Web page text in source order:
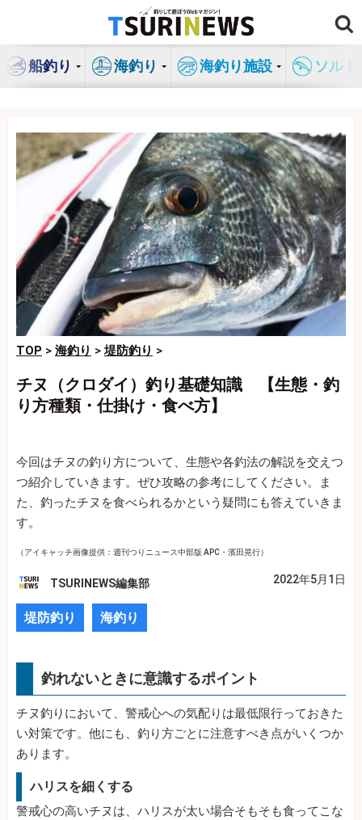
ン
船釣り 海釣り 海釣り施設 ソル
TOP > 海釣り >堤防釣り >
チヌ（クロダイ）釣り基礎知識 【生態・釣
り方種類・仕掛け・食べ方】
今回はチヌの釣り方について、生態や各釣法の解説を交えつ
つ紹介していきます。ぜひ攻略の参考にしてください。ま
た、釣ったチヌを食べられるかという疑問にも答えていきま
す。
（アイキャッチ画像提供：週刊つりニュース中部版 APC・濱田晃行）
TSURINEWS編集部 2022年5月1日
堤防釣り 海釣り
釣れないときに意識するポイント
チヌ釣りにおいて、警戒心への気配りは最低限行っておきた
い対策です。他にも、釣り方ごとに注意すべき点がいくつか
あります。
ハリスを細くする
警戒心の高いチヌは、ハリスが太い場合そもそも食ってこな